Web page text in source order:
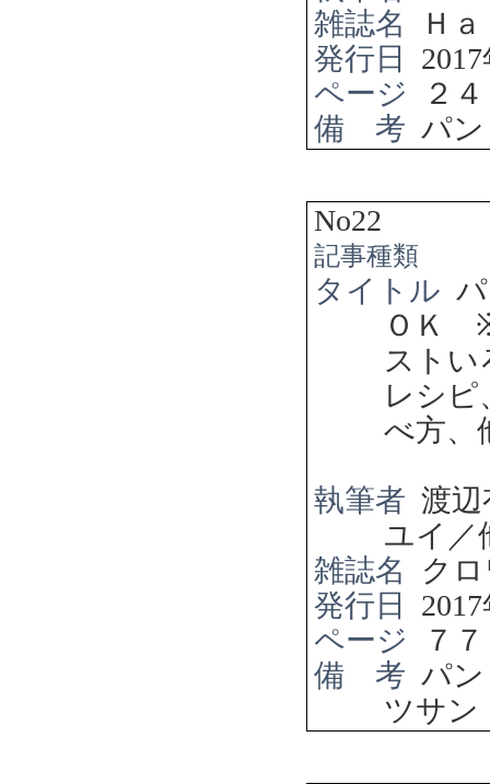
雑誌名
Ｈ
発行日
2017
ページ
２４
備 考 パ
No22
記事種類
タイトル
ＯＫ
ストい
レシピ
べ方、
執筆者 渡
ユイ／
雑誌名
ク
発行日
2017
ページ
７
備 考 パ
ツサン